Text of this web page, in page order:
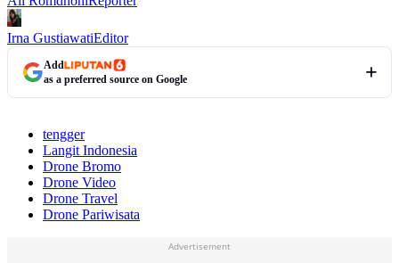
Irna GustiawatiEditor
Add
as a preferred source on Google
tengger
Langit Indonesia
Drone Bromo
Drone Video
Drone Travel
Drone Pariwisata
Advertisement